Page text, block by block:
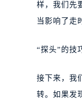
样，我们先
当影响了走
“探头”的技
接下来，我
转。如果发